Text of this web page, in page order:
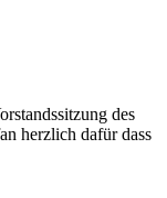
des
herzlich dafür dass